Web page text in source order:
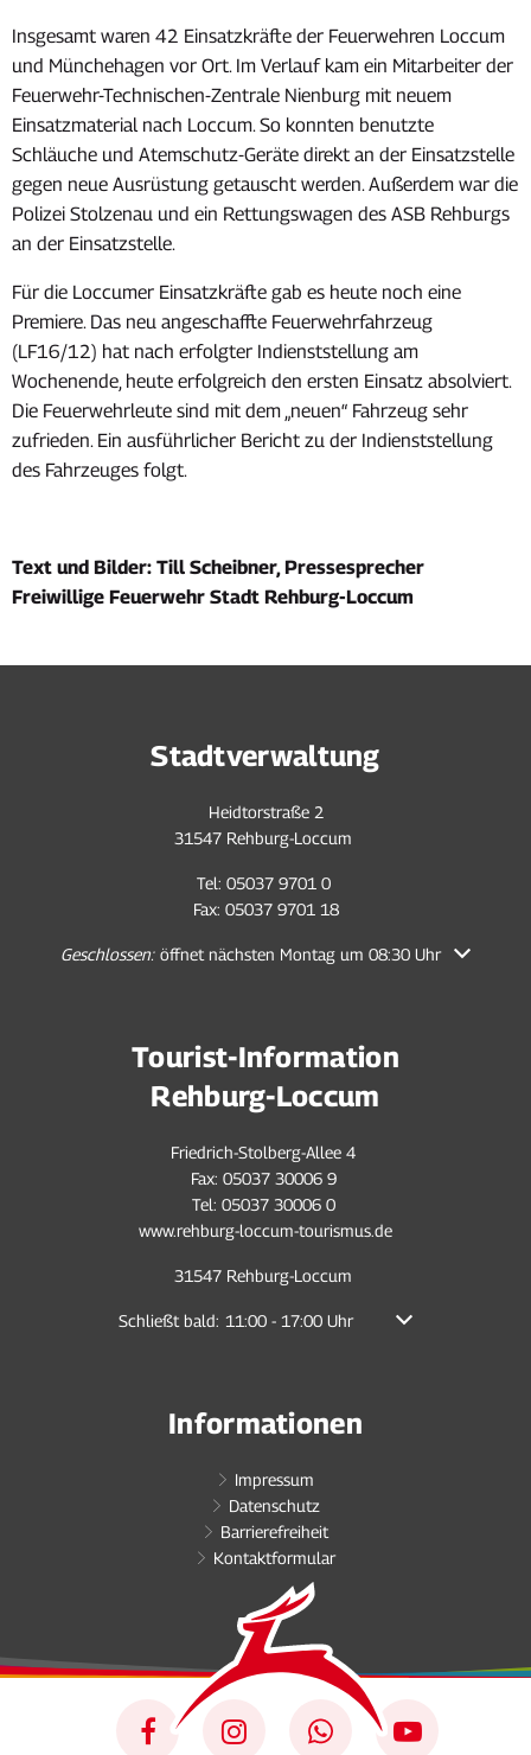
Insgesamt waren 42 Einsatzkräfte der Feuerwehren Loccum
und Münchehagen vor Ort. Im Verlauf kam ein Mitarbeiter der
Feuerwehr-Technischen-Zentrale Nienburg mit neuem
Einsatzmaterial nach Loccum. So konnten benutzte
Schläuche und Atemschutz-Geräte direkt an der Einsatzstelle
gegen neue Ausrüstung getauscht werden. Außerdem war die
Polizei Stolzenau und ein Rettungswagen des ASB Rehburgs
an der Einsatzstelle.
Für die Loccumer Einsatzkräfte gab es heute noch eine
Premiere. Das neu angeschaffte Feuerwehrfahrzeug
(LF16/12) hat nach erfolgter Indienststellung am
Wochenende, heute erfolgreich den ersten Einsatz absolviert.
Die Feuerwehrleute sind mit dem „neuen“ Fahrzeug sehr
zufrieden. Ein ausführlicher Bericht zu der Indienststellung
des Fahrzeuges folgt.
Text und Bilder: Till Scheibner, Pressesprecher
Freiwillige Feuerwehr Stadt Rehburg-Loccum
Stadtverwaltung
Heidtorstraße 2
31547 Rehburg-Loccum
Tel: 05037 9701 0
Fax: 05037 9701 18
Klicken, um weitere Öffnungs- oder Schließzeiten auszublenden
Geschlossen: öffnet nächsten Montag um 08:30 Uhr
Tourist-Information
Rehburg-Loccum
Friedrich-Stolberg-Allee 4
Fax: 05037 30006 9
Tel: 05037 30006 0
www.rehburg-loccum-tourismus.de
31547 Rehburg-Loccum
Klicken, um weitere Öffnungs- oder Schließzeiten
Schließt bald: 11:00 - 17:00 Uhr Von 11:00 bis
Informationen
Impressum
Datenschutz
Barrierefreiheit
Kontaktformular